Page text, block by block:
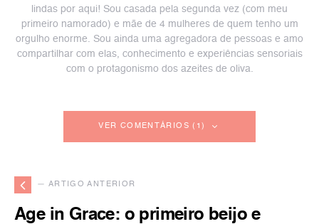
lindas por aqui! Sou casada pela segunda vez (com meu
primeiro namorado) e mãe de 4 mulheres de quem tenho um
orgulho enorme. Sou ainda uma agregadora de pessoas e amo
compartilhar com elas, conhecimento e experiências sensoriais
com o protagonismo dos azeites de oliva.
VER COMENTÁRIOS (1)
— ARTIGO ANTERIOR
Age in Grace: o primeiro beijo e